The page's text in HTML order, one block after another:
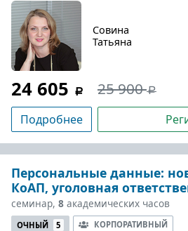
Совина
Татьяна
24 605 25 900
Подробнее
Персональные данные:
КоАП, уголовная
семинар, 8 академических часов
ОЧНЫЙ 5 КОРПОРАТИВНЫЙ